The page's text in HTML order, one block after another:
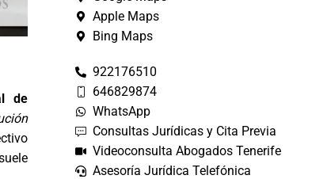
de
Apple Maps
Bing Maps
922176510
646829874
WhatsApp
Consultas Jurídicas y Cita Previa
Videoconsulta Abogados Tenerife
Asesoría Jurídica Telefónica